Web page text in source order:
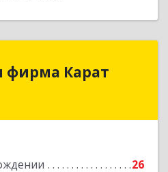
фирма Карат
26
фирма Карат